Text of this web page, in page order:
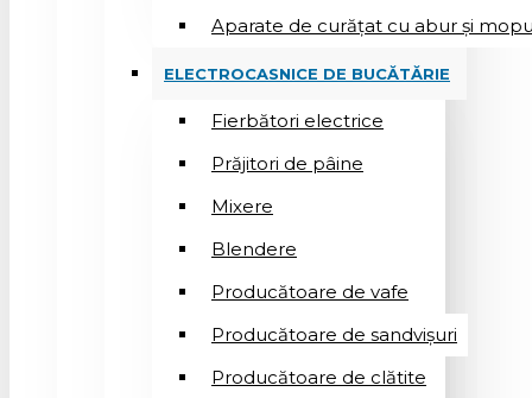
Aparate de curățat cu abur și
ELECTROCASNICE DE BUCĂTĂRIE
Fierbători electrice
Prăjitori de pâine
Mixere
Blendere
Producătoare de vafe
Producătoare de sandvişuri
Producătoare de clătite